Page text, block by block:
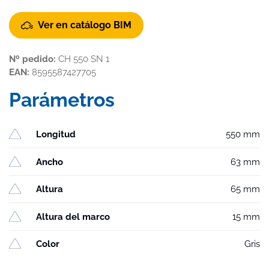
Ver en catálogo BIM
Nº pedido: CH 550 SN 1
EAN: 8595587427705
Parámetros
Longitud 550 mm
Ancho 63 mm
Altura 65 mm
Altura del marco 15 mm
Color Gris